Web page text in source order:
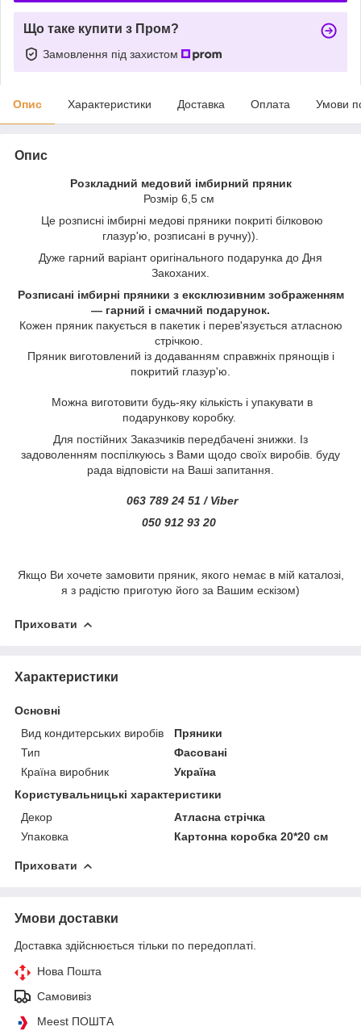
Що таке купити з Пром?
Замовлення під захистом
Опис Характеристики Доставка Оплата Умови
Опис
Розкладний медовий імбирний пряник
Розмір 6,5 см
Це розписні імбирні медові пряники покриті білковою
глазур'ю, розписані в ручну)).
Дуже гарний варіант оригінального подарунка до Дня
Закоханих.
Розписані імбирні пряники з ексклюзивним зображенням
— гарний і смачний подарунок.
Кожен пряник пакується в пакетик і перев'язується атласною
стрічкою.
Пряник виготовлений із додаванням справжніх прянощів і
покритий глазур'ю.
Можна виготовити будь-яку кількість і упакувати в
подарункову коробку.
Для постійних Заказчиків передбачені знижки. Із
задоволенням поспілкуюсь з Вами щодо своїх виробів. буду
рада відповісти на Ваші запитання.
063 789 24 51 / Viber
050 912 93 20
Якщо Ви хочете замовити пряник, якого немає в мій каталозі,
я з радістю приготую його за Вашим ескізом)
Приховати
Характеристики
Основні
Вид кондитерських виробів
Пряники
Тип
Фасовані
Країна виробник
Україна
Користувальницькі характеристики
Декор
Атласна стрічка
Упаковка
Картонна коробка 20*20 см
Приховати
Умови доставки
Доставка здійснюється тільки по передоплаті.
Нова Пошта
Самовивіз
Meest ПОШТА